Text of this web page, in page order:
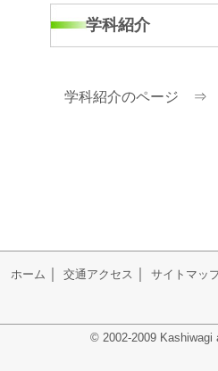
学科紹介
学科紹介のページ
ホーム 交通アクセス サイトマッ
© 2002-2009 Kashiwagi